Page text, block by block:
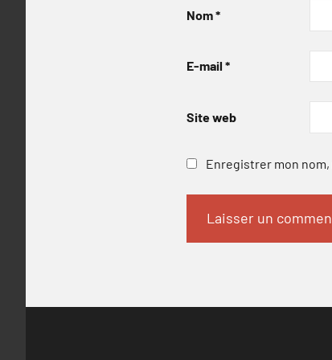
Nom*
E-mail *
Site web
Enregistrer mon